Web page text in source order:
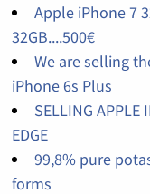
Apple iPhone 7
32GB....500€
We are selling
iPhone 6s Plus
SELLING APPLE
EDGE
99,8% pure
forms